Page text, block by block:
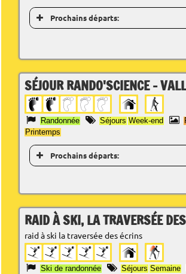
Prochains départs:
SÉJOUR RANDO'SCIENCE -
Randonnée Séjours Week-end
Printemps
Prochains départs:
RAID À SKI, LA TRAVERSÉE
raid à ski la traversée des écrins
Ski de randonnée Séjours Semaine